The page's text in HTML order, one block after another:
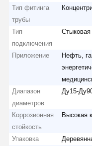
Тип фитинга
трубы
Тип
подключения
Стыковая
Приложение
Нефть,
Диапазон
диаметров
Ду15-
Коррозионная
стойкость
Высокая
Упаковка